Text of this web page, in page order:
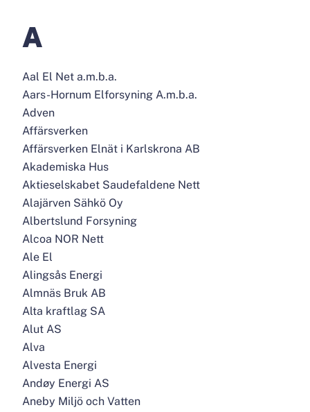
A
Aal El Net a.m.b.a.
Aars-Hornum Elforsyning A.m.b.a.
Adven
Affärsverken
Affärsverken Elnät i Karlskrona AB
Akademiska Hus
Aktieselskabet Saudefaldene Nett
Alajärven Sähkö Oy
Albertslund Forsyning
Alcoa NOR Nett
Ale El
Alingsås Energi
Almnäs Bruk AB
Alta kraftlag SA
Alut AS
Alva
Alvesta Energi
Andøy Energi AS
Aneby Miljö och Vatten